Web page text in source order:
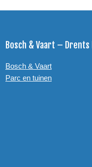
Bosch & Vaart – Drents
Bosch & Vaart
Parc en tuinen